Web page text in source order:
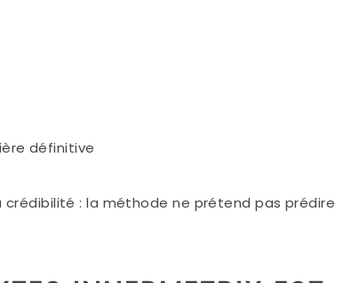
définitive
: la méthode ne prétend pas prédire